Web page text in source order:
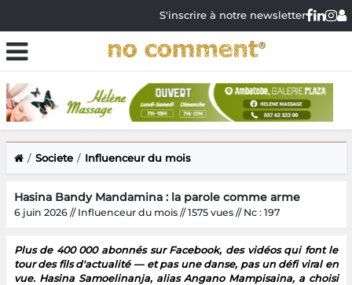
S'inscrire à notre newsletter
Societe Influenceur du mois
Hasina Bandy Mandamina : la parole comme arme
6 juin 2026 // Influenceur du mois // 1575 vues // Nc : 197
Plus de 400 000 abonnés sur Facebook, des vidéos qui font le
tour des fils d'actualité — et pas une danse, pas un défi viral en
vue. Hasina Samoelinanja, alias Angano Mampisaina, a choisi